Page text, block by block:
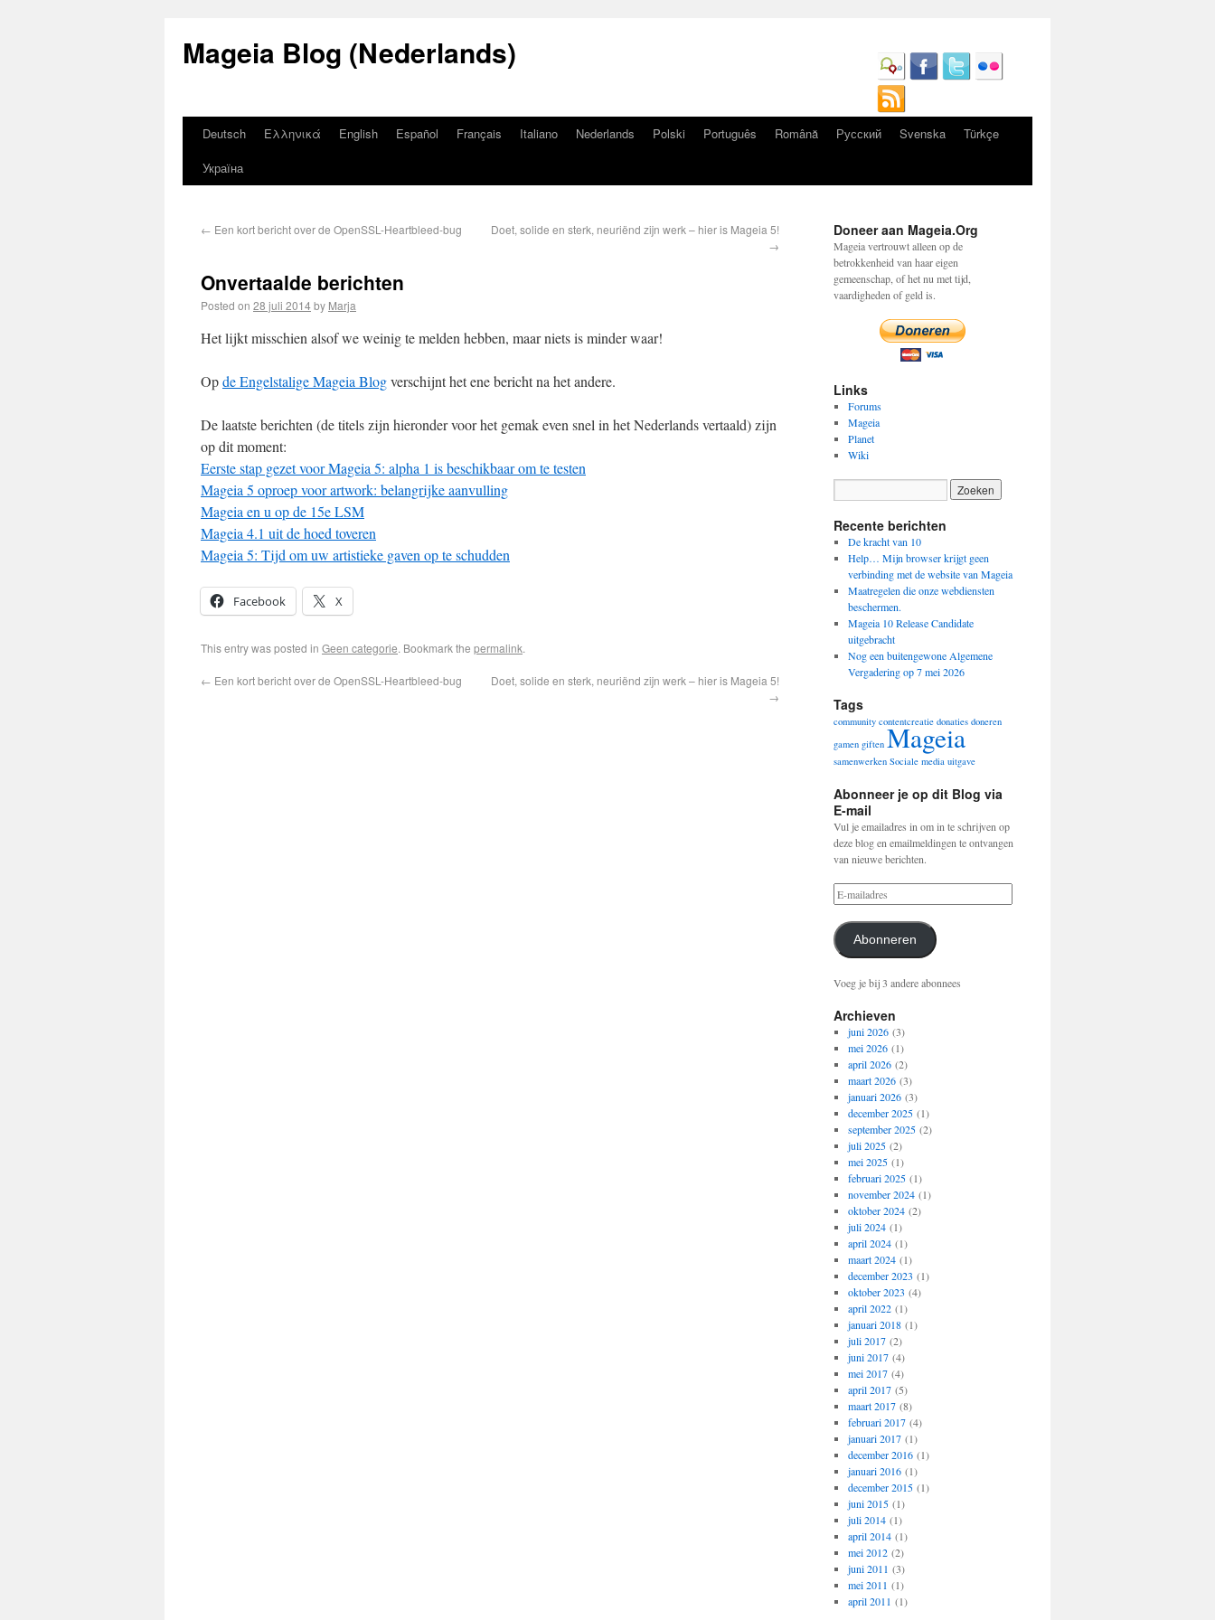
Mageia Blog (Nederlands)
Deutsch Ελληνικά English Español Français Italiano Nederlands Polski Português Română Русский Svenska
Türkçe
Україна
← Een kort bericht over de OpenSSL-Heartbleed-bug
Doet, solide en sterk, neuriënd zijn werk – hier is Mageia 5!
→
Onvertaalde berichten
Posted on 28 juli 2014by Marja
Het lijkt misschien alsof we weinig te melden hebben, maar niets is minder waar!
Opde Engelstalige Mageia Blogverschijnt het ene bericht na het andere.
De laatste berichten (de titels zijn hieronder voor het gemak even snel in het Nederlands vertaald) zijn
op dit moment:
Eerste stap gezet voor Mageia 5: alpha 1 is beschikbaar om te testen
Mageia 5 oproep voor artwork: belangrijke aanvulling
Mageia en u op de 15e LSM
Mageia 4.1 uit de hoed toveren
Mageia 5: Tijd om uw artistieke gaven op te schudden
Facebook X
This entry was posted in Geen categorie. Bookmark the permalink.
← Een kort bericht over de OpenSSL-Heartbleed-bug
Doet, solide en sterk, neuriënd zijn werk – hier is Mageia 5!
→
Doneer aan Mageia.Org
Mageia vertrouwt alleen op de
betrokkenheid van haar eigen
gemeenschap, of het nu met tijd,
vaardigheden of geld is.
Links
Forums
Mageia
Planet
Wiki
Recente berichten
De kracht van 10
Help… Mijn browser krijgt geen
verbinding met de website van Mageia
Maatregelen die onze webdiensten
beschermen.
Mageia 10 Release Candidate
uitgebracht
Nog een buitengewone Algemene
Vergadering op 7 mei 2026
Tags
community contentcreatie donaties doneren
gamen giften Mageia
samenwerken Sociale media uitgave
Abonneer je op dit Blog via
E-mail
Vul je emailadres in om in te schrijven op
deze blog en emailmeldingen te ontvangen
van nieuwe berichten.
Abonneren
Voeg je bij 3 andere abonnees
Archieven
juni 2026(3)
mei 2026(1)
april 2026(2)
maart 2026(3)
januari 2026(3)
december 2025(1)
september 2025(2)
juli 2025(2)
mei 2025(1)
februari 2025(1)
november 2024(1)
oktober 2024(2)
juli 2024(1)
april 2024(1)
maart 2024(1)
december 2023 (1)
oktober 2023 (4)
april 2022(1)
januari 2018(1)
juli 2017(2)
juni 2017(4)
mei 2017(4)
april 2017(5)
maart 2017(8)
februari 2017(4)
januari 2017(1)
december 2016(1)
januari 2016(1)
december 2015(1)
juni 2015(1)
juli 2014(1)
april 2014(1)
mei 2012(2)
juni 2011 (3)
mei 2011 (1)
april 2011 (1)